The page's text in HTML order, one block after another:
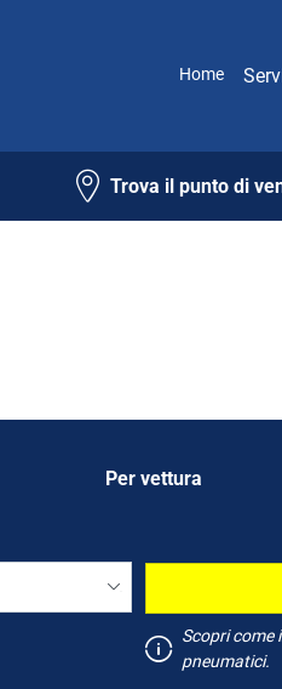
Home
Trova il punto di
Per vettura
Scopri come
pneumatici.